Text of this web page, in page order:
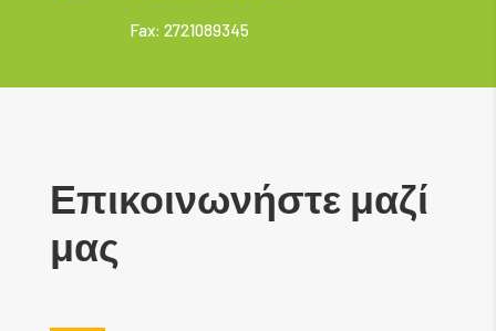
Fax: 2721089345
Επικοινωνήστε μαζί
μας